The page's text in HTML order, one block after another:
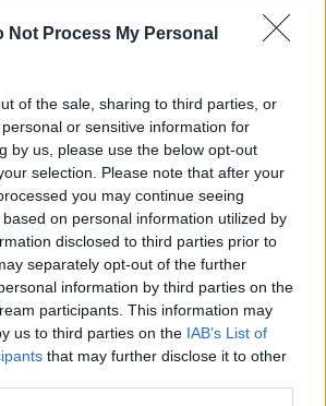
Not Process My Personal
of the sale, sharing to third parties, or
or sensitive information for
by us, please use the below opt-out
selection. Please note that after your
you may continue seeing
on personal information utilized by
disclosed to third parties prior to
separately opt-out of the further
information by third parties on the
participants. This information may
us to third parties on the IAB’s List of
that may further disclose it to other
dei quarti di finale
- Connacht
- Exeter Chiefs
future